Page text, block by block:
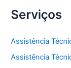
Serviços
Assistência
Assistência